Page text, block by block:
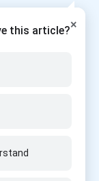
×
this article?
Status